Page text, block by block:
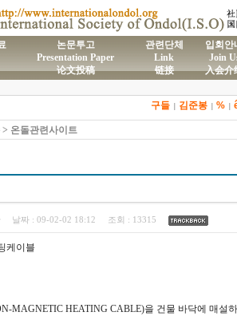
논문투고
Presentation Paper
论文投稿
관련단체
Link
链接
입회안
Join
入会介
구들 김준봉 %
온돌관련사이트
날짜 : 09-02-02 18:12 조회 : 13315
케이블
MAGNETIC HEATING CABLE)을 건물 바닥에 매설